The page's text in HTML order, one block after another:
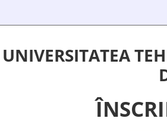
UNIVERSITATEA